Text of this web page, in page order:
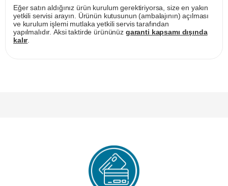
Eğer satın aldığınız ürün kurulum gerektiriyorsa, size en yakın
yetkili servisi arayın. Ürünün kutusunun (ambalajının) açılması
ve kurulum işlemi mutlaka yetkili servis tarafından
yapılmalıdır. Aksi taktirde ürününüz garanti kapsamı dışında
kalır.